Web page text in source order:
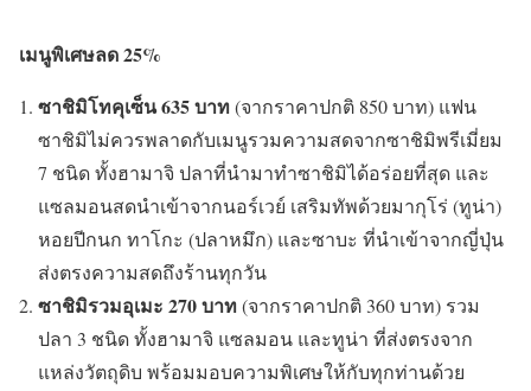
เมนูพิเศษลด25%
ซาชิมิโทคุเซ็น 635 บาท(จากราคาปกติ 850 บาท) แฟน
ซาชิมิไม่ควรพลาดกับเมนูรวมความสดจากซาชิมิพรีเมี่ยม
7 ชนิด ทั้งฮามาจิ ปลาที่นำมาทำซาชิมิได้อร่อยที่สุด และ
แซลมอนสดนำเข้าจากนอร์เวย์ เสริมทัพด้วยมากุโร่ (ทูน่า)
หอยปีกนก ทาโกะ (ปลาหมึก) และซาบะ ที่นำเข้าจากญี่ปุ่น
ส่งตรงความสดถึงร้านทุกวัน
ซาชิมิรวมอุเมะ 270 บาท(จากราคาปกติ 360 บาท) รวม
ปลา 3 ชนิด ทั้งฮามาจิ แซลมอน และทูน่า ที่ส่งตรงจาก
แหล่งวัตถุดิบ พร้อมมอบความพิเศษให้กับทุกท่านด้วย